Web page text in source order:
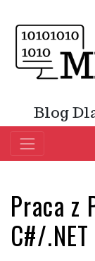
Blog
Praca z
C#/